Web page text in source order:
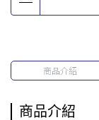
商品介紹
商品介紹